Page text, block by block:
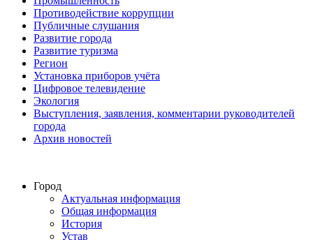
Противодействие коррупции
Публичные слушания
Развитие города
Развитие туризма
Регион
Установка приборов учёта
Цифровое телевидение
Экология
Выступления, заявления, комментарии руководителей
города
Архив новостей
Город
Актуальная информация
Общая информация
История
Устав